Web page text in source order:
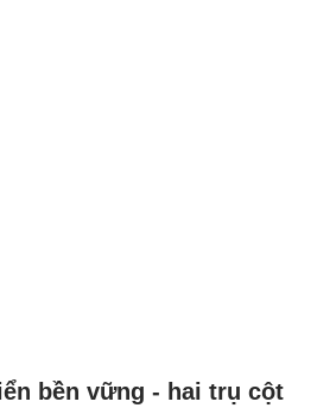
bền vững - hai trụ cột